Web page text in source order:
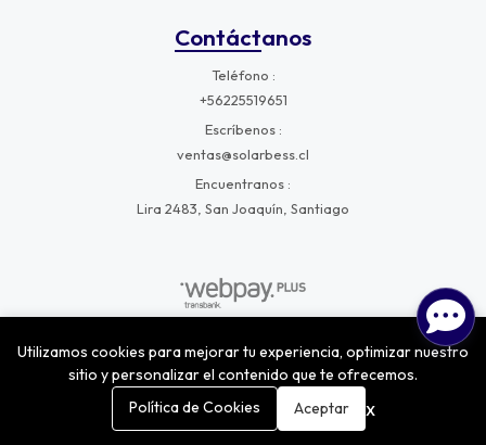
Contáctanos
Teléfono
+56225519651
Escríbenos
ventas@solarbess.cl
Encuentranos
Lira 2483, San Joaquín, Santiago
SolarBess © 2026¿Te gusta mi tienda? Yo vendo conBsale
0
Utilizamos cookies para mejorar tu experiencia, optimizar nuestro
sitio y personalizar el contenido que te ofrecemos.
Política de Cookies
Aceptar x